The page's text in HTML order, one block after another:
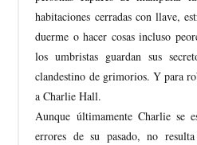
habitaciones cerradas con llave,
duerme o hacer cosas incluso
los umbristas guardan sus
clandestino de grimorios. Y para
a Charlie Hall.
Aunque últimamente Charlie se
errores de su pasado, no